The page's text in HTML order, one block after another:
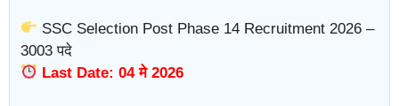
SSC Selection Post Phase 14 Recruitment 2026 –
3003 पदे
Last Date: 04 मे 2026